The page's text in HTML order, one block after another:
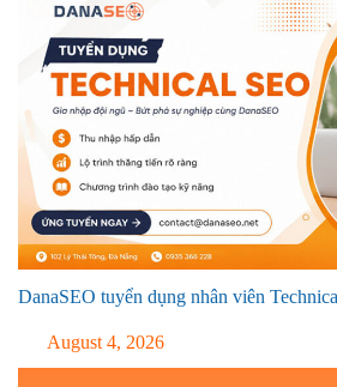
DanaSEO tuyển dụng nhân viên
August 4, 2026